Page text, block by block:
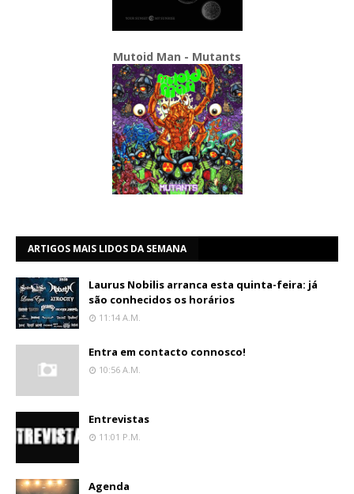
Mutoid Man - Mutants
ARTIGOS MAIS LIDOS DA SEMANA
Laurus Nobilis arranca esta quinta-feira: já
são conhecidos os horários
11:14 A.m.
Entra em contacto connosco!
10:56 A.m.
Entrevistas
11:01 P.m.
Agenda